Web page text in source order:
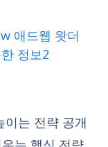
애드웹 왓더
정보2
이는 전략 공개